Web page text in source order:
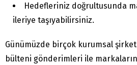
Hedefleriniz doğrultusunda
ileriye taşıyabilirsiniz.
Günümüzde birçok kurumsal
bülteni gönderimleri ile